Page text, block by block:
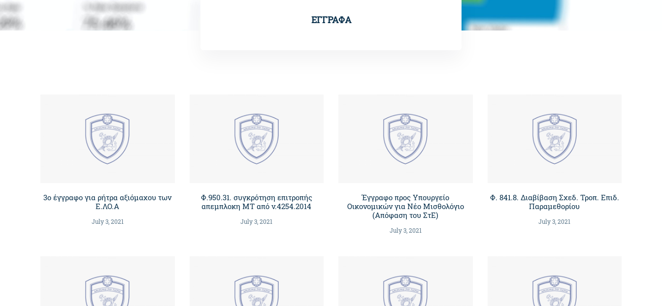
ΕΓΓΡΑΦΑ
3ο έγγραφο για ρήτρα αξιόμαχου των
Ε.ΛΟ.Α
July 3, 2021
Φ.950.31. συγκρότηση επιτροπής
απεμπλοκη ΜΤ από ν.4254.2014
July 3, 2021
Έγγραφο προς Υπουργείο
Οικονομικών για Νέο Μισθολόγιο
(Απόφαση του ΣτΕ)
July 3, 2021
Φ. 841.8. Διαβίβαση Σχεδ. Τροπ. Eπιδ.
Παραμεθορίου
July 3, 2021